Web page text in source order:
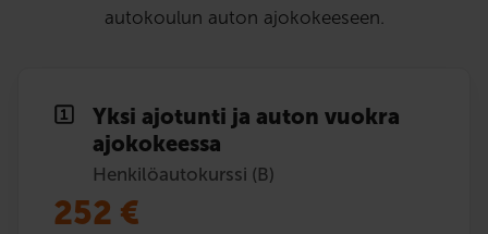
autokoulun auton ajokokeeseen.
Yksi ajotunti ja auton vuokra
ajokokeessa
Henkilöautokurssi (B)
252 €